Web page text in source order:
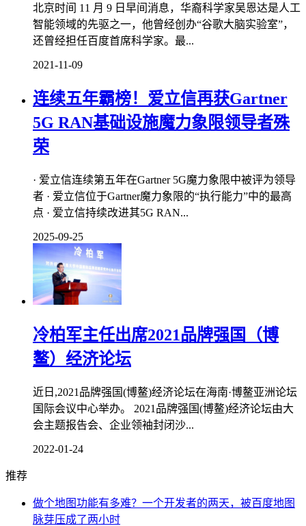
北京时间 11 月 9 日早间消息，华裔科学家吴恩达是人工
智能领域的先驱之一，他曾经创办“谷歌大脑实验室”，
还曾经担任百度首席科学家。最...
2021-11-09
连续五年霸榜！爱立信再获Gartner
5G RAN基础设施魔力象限领导者殊
荣
· 爱立信连续第五年在Gartner 5G魔力象限中被评为领导
者 · 爱立信位于Gartner魔力象限的“执行能力”中的最高
点 · 爱立信持续改进其5G RAN...
2025-09-25
冷柏军主任出席2021品牌强国（博
鳌）经济论坛
近日,2021品牌强国(博鳌)经济论坛在海南·博鳌亚洲论坛
国际会议中心举办。 2021品牌强国(博鳌)经济论坛由大
会主题报告会、企业领袖封闭沙...
2022-01-24
推荐
做个地图功能有多难？一个开发者的两天，被百度地图
脉芽压成了两小时